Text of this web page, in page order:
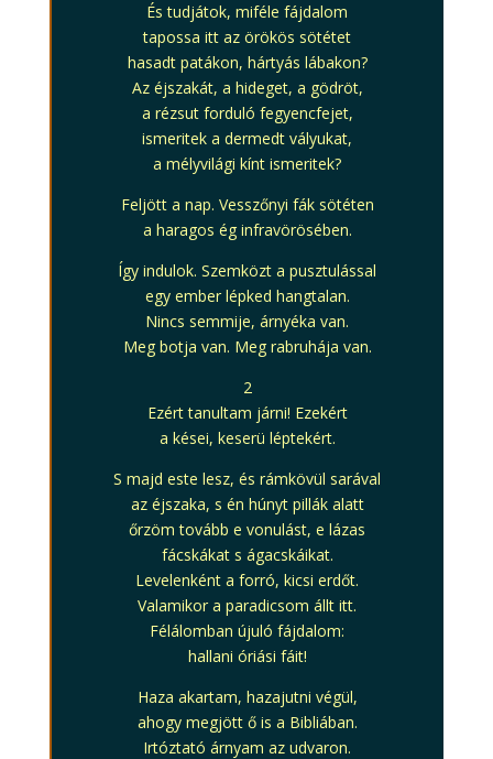
És tudjátok, miféle fájdalom
tapossa itt az örökös sötétet
hasadt patákon, hártyás lábakon?
Az éjszakát, a hideget, a gödröt,
a rézsut forduló fegyencfejet,
ismeritek a dermedt vályukat,
a mélyvilági kínt ismeritek?
Feljött a nap. Vesszőnyi fák sötéten
a haragos ég infravörösében.
Így indulok. Szemközt a pusztulással
egy ember lépked hangtalan.
Nincs semmije, árnyéka van.
Meg botja van. Meg rabruhája van.
2
Ezért tanultam járni! Ezekért
a kései, keserü léptekért.
S majd este lesz, és rámkövül sarával
az éjszaka, s én húnyt pillák alatt
őrzöm tovább e vonulást, e lázas
fácskákat s ágacskáikat.
Levelenként a forró, kicsi erdőt.
Valamikor a paradicsom állt itt.
Félálomban újuló fájdalom:
hallani óriási fáit!
Haza akartam, hazajutni végül,
ahogy megjött ő is a Bibliában.
Irtóztató árnyam az udvaron.